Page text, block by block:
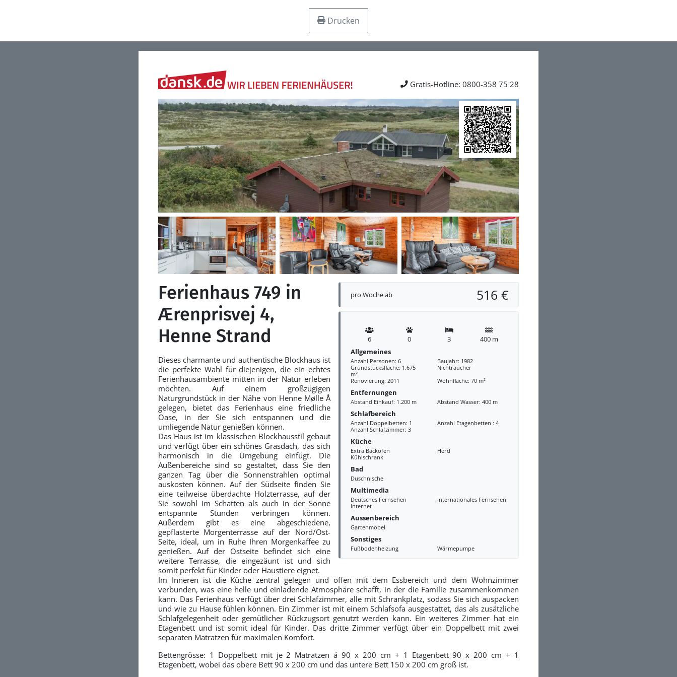
Drucken
Gratis-Hotline: 0800-358 75 28
pro Woche ab 516 €
6 0 3
400 m
Allgemeines
Anzahl Personen: 6
Baujahr: 1982
Grundstücksfläche: 1.675
m²
Nichtraucher
Renovierung: 2011
Wohnfläche: 70 m²
Entfernungen
Abstand Einkauf: 1.200 m Abstand Wasser: 400 m
Schlafbereich
Anzahl Doppelbetten: 1
Anzahl Etagenbetten : 4
Anzahl Schlafzimmer: 3
Küche
Extra Backofen
Herd
Kühlschrank
Bad
Duschnische
Multimedia
Deutsches Fernsehen
Internationales Fernsehen
Internet
Aussenbereich
Gartenmöbel
Sonstiges
Fußbodenheizung Wärmepumpe
Ferienhaus 749 in
Ærenprisvej 4,
Henne Strand
Dieses charmante und authentische Blockhaus ist
die perfekte Wahl für diejenigen, die ein echtes
Ferienhausambiente mitten in der Natur erleben
möchten. Auf einem großzügigen
Naturgrundstück in der Nähe von Henne Mølle Å
gelegen, bietet das Ferienhaus eine friedliche
Oase, in der Sie sich entspannen und die
umliegende Natur genießen können.
Das Haus ist im klassischen Blockhausstil gebaut
und verfügt über ein schönes Grasdach, das sich
harmonisch in die Umgebung einfügt. Die
Außenbereiche sind so gestaltet, dass Sie den
ganzen Tag über die Sonnenstrahlen optimal
auskosten können. Auf der Südseite finden Sie
eine teilweise überdachte Holzterrasse, auf der
Sie sowohl im Schatten als auch in der Sonne
entspannte Stunden verbringen können.
Außerdem gibt es eine abgeschiedene,
gepflasterte Morgenterrasse auf der Nord/Ost-
Seite, ideal, um in Ruhe Ihren Morgenkaffee zu
genießen. Auf der Ostseite befindet sich eine
weitere Terrasse, die eingezäunt ist und sich
somit perfekt für Kinder oder Haustiere eignet.
Im Inneren ist die Küche zentral gelegen und offen mit dem Essbereich und dem Wohnzimmer
verbunden, was eine helle und einladende Atmosphäre schafft, in der die Familie zusammenkommen
kann. Das Ferienhaus verfügt über drei Schlafzimmer, alle mit Schrankplatz, sodass Sie sich auspacken
und wie zu Hause fühlen können. Ein Zimmer ist mit einem Schlafsofa ausgestattet, das als zusätzliche
Schlafgelegenheit oder gemütlicher Rückzugsort genutzt werden kann. Ein weiteres Zimmer hat ein
Etagenbett und ist somit ideal für Kinder. Das dritte Zimmer verfügt über ein Doppelbett mit zwei
separaten Matratzen für maximalen Komfort.
Bettengrösse: 1 Doppelbett mit je 2 Matratzen á 90 x 200 cm + 1 Etagenbett 90 x 200 cm + 1
Etagenbett, wobei das obere Bett 90 x 200 cm und das untere Bett 150 x 200 cm groß ist.